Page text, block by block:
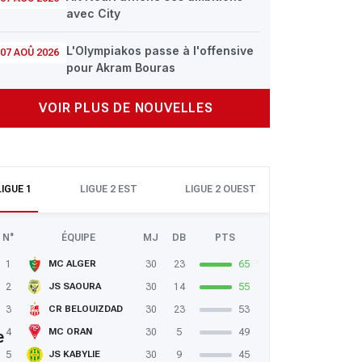
avec City
07 AOÛ 2026
L'Olympiakos passe à l'offensive
pour Akram Bouras
VOIR PLUS DE NOUVELLES
1 LIGUE 2 EST LIGUE 2 OUEST
N° ÉQUIPE MJ DB PTS
1 MC ALGER 30 23
65
2
JS SAOURA 30 14
55
3
CR BELOUIZDAD 30 23
53
4
MC ORAN 30 5
49
5
JS KABYLIE 30 9 45
terminé JS SAOURA 2-1 JS KABYLIE -Mohamed Aoudou 7'